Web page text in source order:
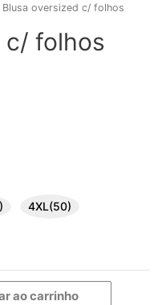
Blusa oversized c/ folhos
c/ folhos
4XL(50)
ao carrinho